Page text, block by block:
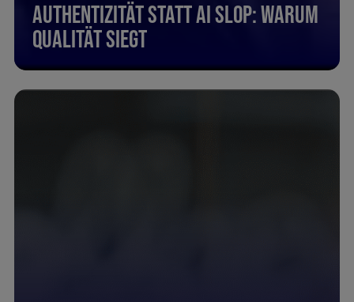
Authentizität statt AI SLOP: Warum
Qualität siegt